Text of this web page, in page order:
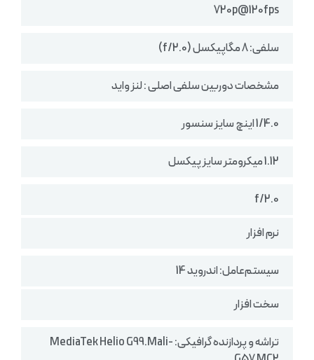
720p@120fps
سلفی: 8 مگاپیکسل (f/2.0)
مشخصات دوربین سلفی اصلی : لنز واید
1/4.0 اینچ سایز سنسور
1.12 میکرومتر سایز پیکسل
f/2.0
نرم افزار
سیستم‌عامل: اندروید 14
سخت افزار
تراشه و پردازنده گرافیکی: MediaTek Helio G99.Mali-